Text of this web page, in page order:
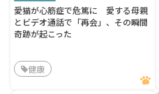
愛猫が心筋症で危篤に 愛する母親
とビデオ通話で「再会」、その瞬間
奇跡が起こった
健康